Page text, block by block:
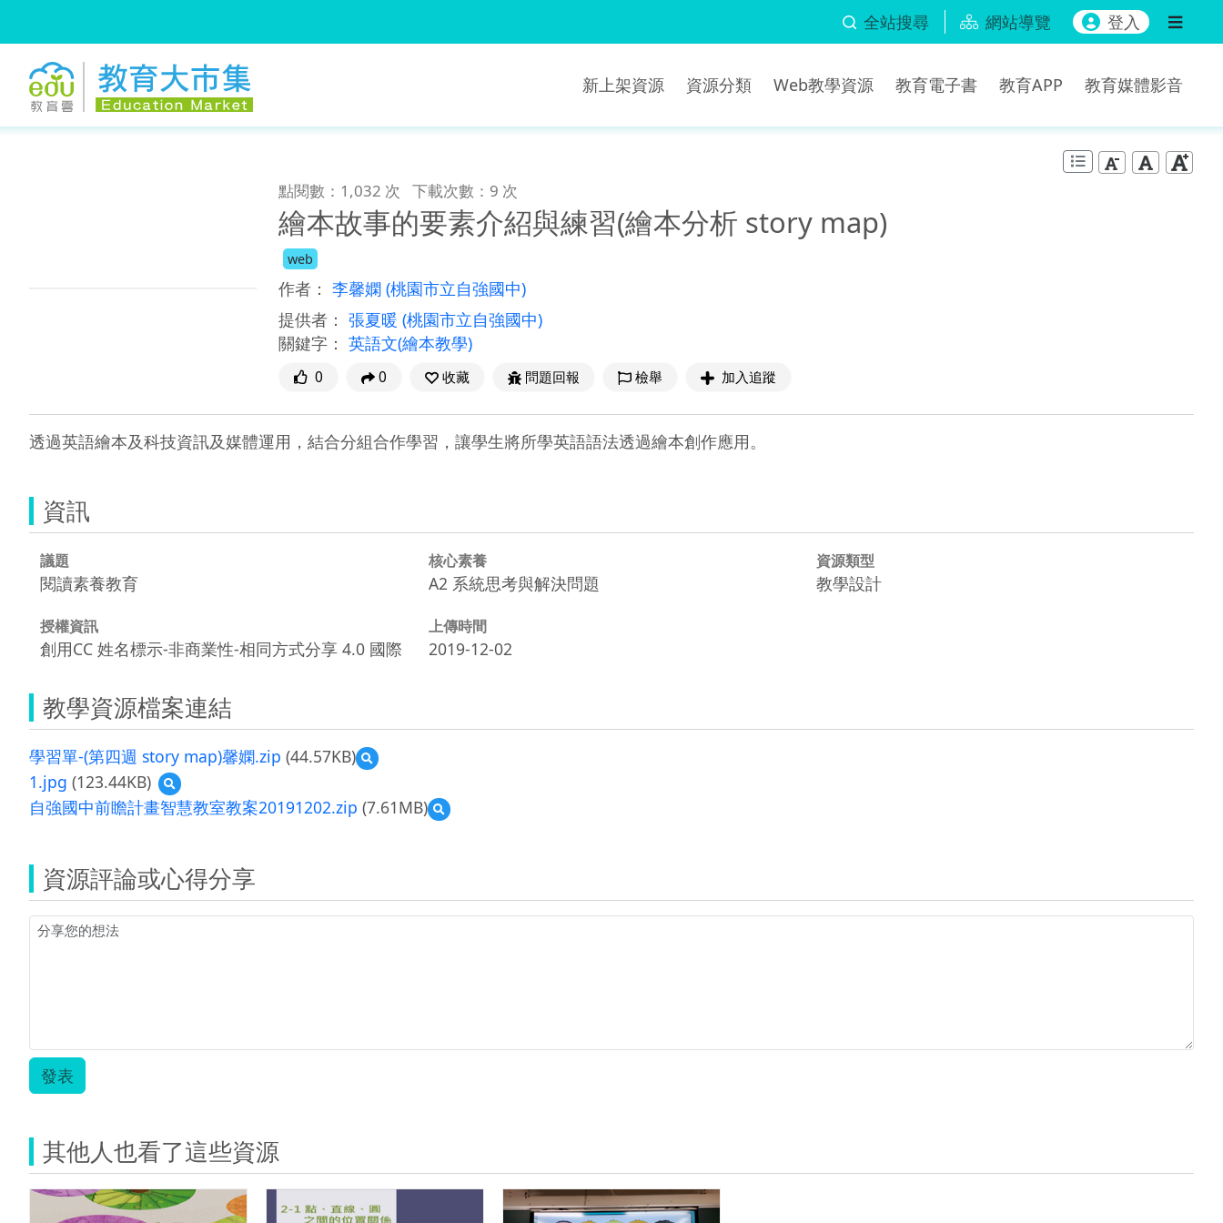
全站搜尋 網站導覽 登入
新上架資源 資源分類 Web教學資源 教育電子書 教育APP 教育媒體影音
點閱數：1,032 次 下載次數：9 次
繪本故事的要素介紹與練習(繪本分析 story map)
web
作者： 李馨嫻 (桃園市立自強國中)
提供者： 張夏暖 (桃園市立自強國中)
關鍵字： 英語文(繪本教學)
0 0 收藏 問題回報 檢舉 加入追蹤
透過英語繪本及科技資訊及媒體運用，結合分組合作學習，讓學生將所學英語語法透過繪本創作應用。
資訊
議題
閱讀素養教育
核心素養
A2 系統思考與解決問題
資源類型
教學設計
授權資訊
創用CC 姓名標示-非商業性-相同方式分享 4.0 國際
上傳時間
2019-12-02
教學資源檔案連結
學習單-(第四週 story map)馨嫻.zip (44.57KB)
預
覽
習
map)
1.jpg (123.44KB)
預
覽
1.jpg
自強國中前瞻計畫智慧教室教案20191202.zip (7.61MB)
預
覽
前
教
資源評論或心得分享
發表
其他人也看了這些資源